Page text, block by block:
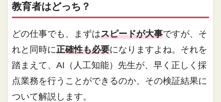
教育者はどっち？
どの仕事でも、まずはスピードが大事ですが、そ
れと同時に正確性も必要になりますよね。それを
踏まえて、AI（人工知能）先生が、早く正しく採
点業務を行うことができるのか、その検証結果に
ついて解説します。